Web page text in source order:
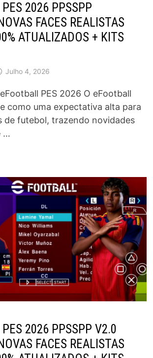
2026 PPSSPP
FACES REALISTAS
ATUALIZADOS + KITS
Julho 4, 2026
PES 2026 O eFootball
como uma expectativa alta para
de futebol, trazendo novidades
…
2026 PPSSPP V2.0
FACES REALISTAS